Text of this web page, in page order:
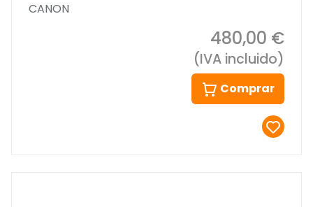
CANON
480,00 €
(IVA incluido)
Comprar